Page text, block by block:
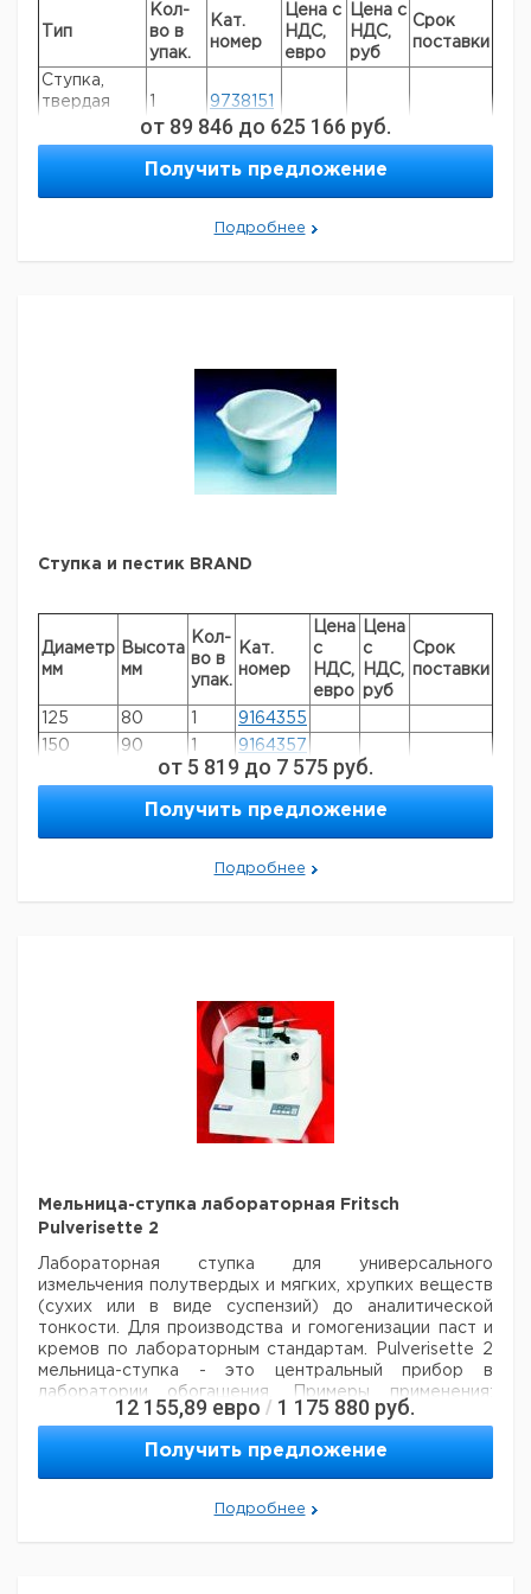
Тип
Кол-
во в
упак.
Кат.
номер
Цена с
НДС,
евро
Цена с
НДС,
руб
Срок
поставки
Ступка,
твердая
1 9738151
Ступка,
1 9738172
Пестик,
9738173
от 89 846 до 625 166 руб.
Получить предложение
Подробнее
Ступка и пестик BRAND
Диаметр
мм
Высота
мм
Кол-
во в
упак.
Кат.
номер
Цена
с
НДС,
евро
Цена
с
НДС,
руб
Срок
поставки
125 80
9164355
150
90 1 9164357
Меламинформальдегид. Белый. Лабораторная ступка
с носиком. Выдерживает кипячение и
автоклавирование (при 121 ° С).
от 5 819 до 7 575 руб.
Получить предложение
Подробнее
Мельница-ступка лабораторная Fritsch
Pulverisette 2
Лабораторная ступка для универсального
измельчения полутвердых и мягких, хрупких веществ
(сухих или в виде суспензий) до аналитической
тонкости. Для производства и гомогенизации паст и
кремов по лабораторным стандартам. Pulverisette 2
мельница-ступка - это центральный прибор в
лаборатории обогащения.
Примеры применения:
Горное дело и металлургия, химия, геология и
минералогия, стекольная промышленность, керамика,
сельское хозяйство, пищевые продукты,
металлургия, фармацевтика, камни и почвы,
Принцип действия:
действия аналогичен ручной ступке, где вещество
истирается между дном ступки и пестом за счет
12 155,89 евро / 1 175 880 руб.
Получить предложение
Подробнее